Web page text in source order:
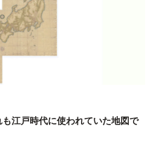
江戸時代に使われていた地図で